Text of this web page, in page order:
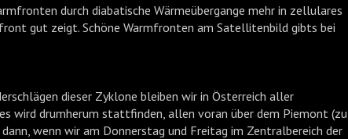
durch diabatische Wärmeübergange mehr in zellulares
gut zeigt. Schöne Warmfronten am Satellitenbild gibts bei
dieser Zyklone bleiben wir in Österreich aller
wird drumherum stattfinden, allen voran über dem Piemont (zu
wenn wir am Donnerstag und Freitag im Zentralbereich der